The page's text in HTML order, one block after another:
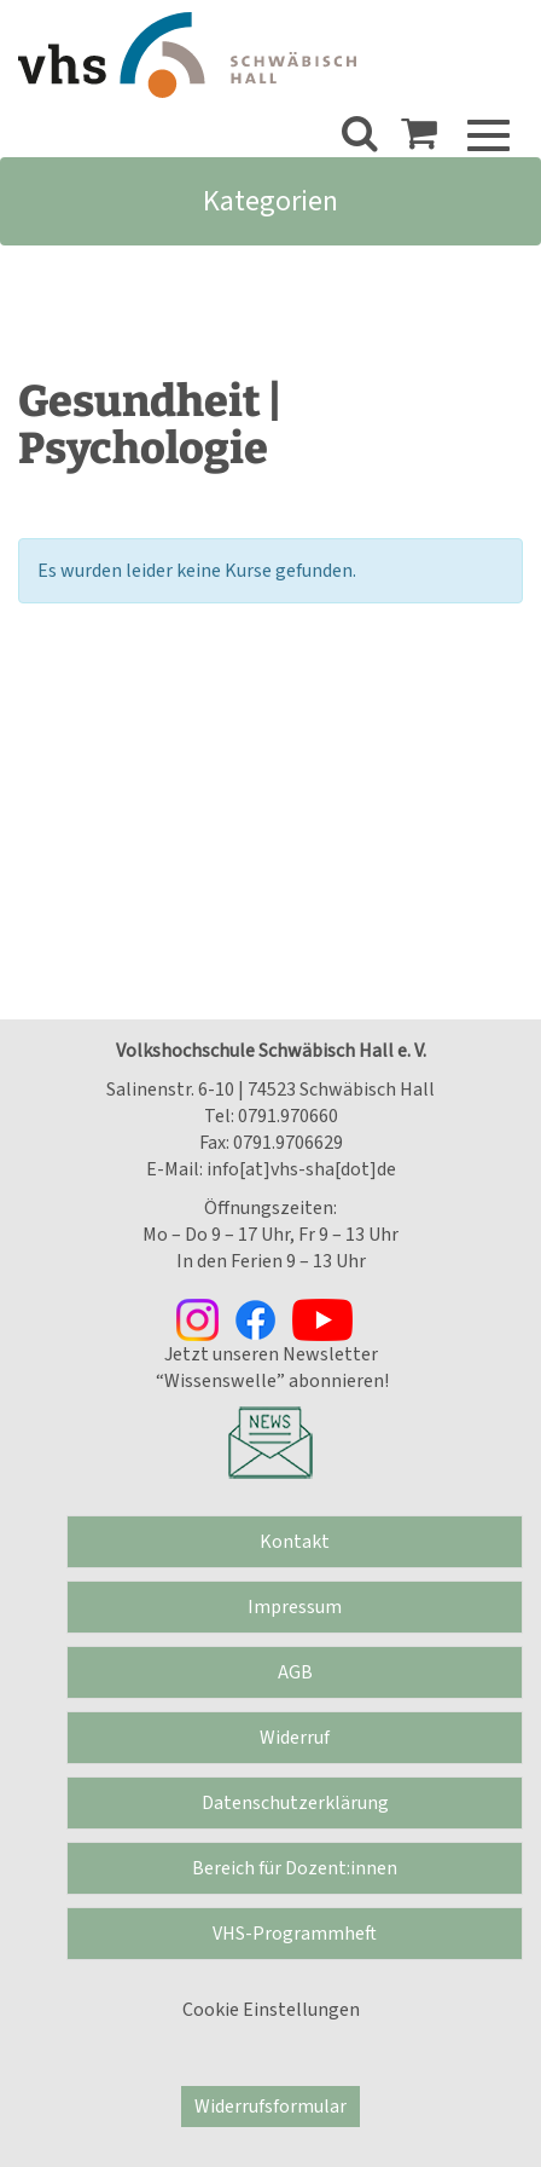
Kategorien
Gesundheit |
Psychologie
Es wurden leider keine Kurse gefunden.
Volkshochschule Schwäbisch Hall e. V.
Salinenstr. 6-10 | 74523 Schwäbisch Hall
Tel:0791.970660
Fax: 0791.9706629
E-Mail: info[at]vhs-sha[dot]de
Öffnungszeiten:
Mo – Do 9 – 17 Uhr, Fr 9 – 13 Uhr
In den Ferien 9 – 13 Uhr
Jetzt unseren Newsletter
“Wissenswelle” abonnieren!
Kontakt
Impressum
AGB
Widerruf
Datenschutzerklärung
Bereich für Dozent:innen
VHS-Programmheft
Cookie Einstellungen
Widerrufsformular